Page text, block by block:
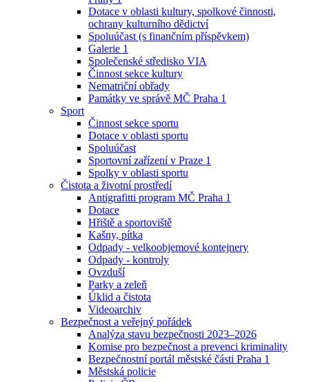
Dotace v oblasti kultury, spolkové činnosti,
ochrany kulturního dědictví
Spoluúčast (s finančním příspěvkem)
Galerie 1
Společenské středisko VIA
Činnost sekce kultury
Nematriční obřady
Památky ve správě MČ Praha 1
Sport
Činnost sekce sportu
Dotace v oblasti sportu
Spoluúčast
Sportovní zařízení v Praze 1
Spolky v oblasti sportu
Čistota a životní prostředí
Antigrafitti program MČ Praha 1
Dotace
Hřiště a sportoviště
Kašny, pítka
Odpady - velkoobjemové kontejnery
Odpady - kontroly
Ovzduší
Parky a zeleň
Úklid a čistota
Videoarchiv
Bezpečnost a veřejný pořádek
Analýza stavu bezpečnosti 2023–2026
Komise pro bezpečnost a prevenci kriminality
Bezpečnostní portál městské části Praha 1
Městská policie